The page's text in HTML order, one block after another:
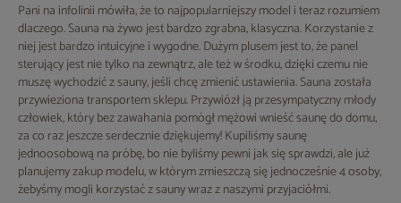
Pani na infolinii mówiła, że to najpopularniejszy model i teraz rozumiem
dlaczego. Sauna na żywo jest bardzo zgrabna, klasyczna. Korzystanie z
niej jest bardzo intuicyjne i wygodne. Dużym plusem jest to, że panel
sterujący jest nie tylko na zewnątrz, ale też w środku, dzięki czemu nie
muszę wychodzić z sauny, jeśli chcę zmienić ustawienia. Sauna została
przywieziona transportem sklepu. Przywiózł ją przesympatyczny młody
człowiek, który bez zawahania pomógł mężowi wnieść saunę do domu,
za co raz jeszcze serdecznie dziękujemy! Kupiliśmy saunę
jednoosobową na próbę, bo nie byliśmy pewni jak się sprawdzi, ale już
planujemy zakup modelu, w którym zmieszczą się jednocześnie 4 osoby,
żebyśmy mogli korzystać z sauny wraz z naszymi przyjaciółmi.